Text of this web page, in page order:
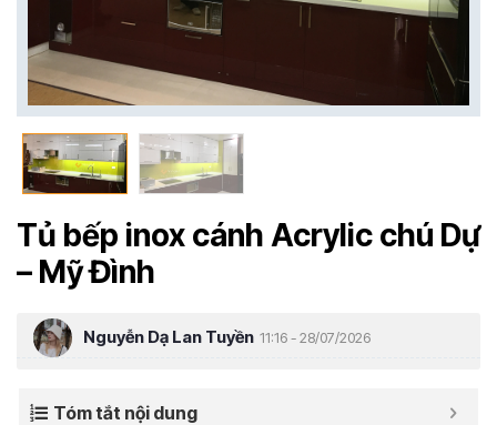
Tủ bếp inox cánh Acrylic chú Dự
– Mỹ Đình
Nguyễn Dạ Lan Tuyền 11:16 - 28/07/2026
Tóm tắt nội dung